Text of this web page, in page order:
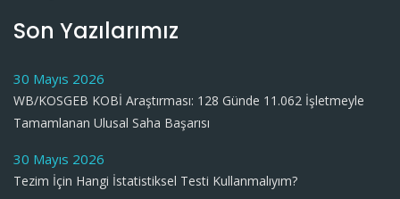
Son Yazılarımız
30 Mayıs 2026
WB/KOSGEB KOBİ Araştırması: 128 Günde 11.062 İşletmeyle
Tamamlanan Ulusal Saha Başarısı
30 Mayıs 2026
Tezim İçin Hangi İstatistiksel Testi Kullanmalıyım?